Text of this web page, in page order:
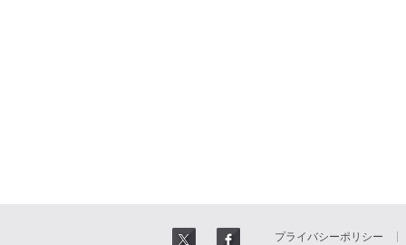
プライバシーポリシー